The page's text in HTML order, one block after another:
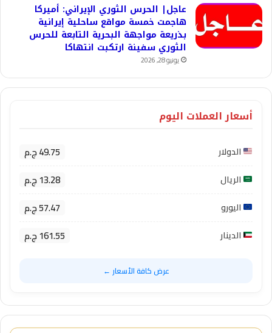
عاجل| الحرس الثوري الإيراني: أميركا
هاجمت خمسة مواقع ساحلية إيرانية
بذريعة مواجهة البحرية التابعة للحرس
الثوري سفينة ارتكبت انتهاكا
يونيو 28, 2026
أسعار العملات اليوم
الدولار 49.75 ج.م
الريال 13.28 ج.م
اليورو 57.47 ج.م
الدينار 161.55 ج.م
عرض كافة الأسعار ←